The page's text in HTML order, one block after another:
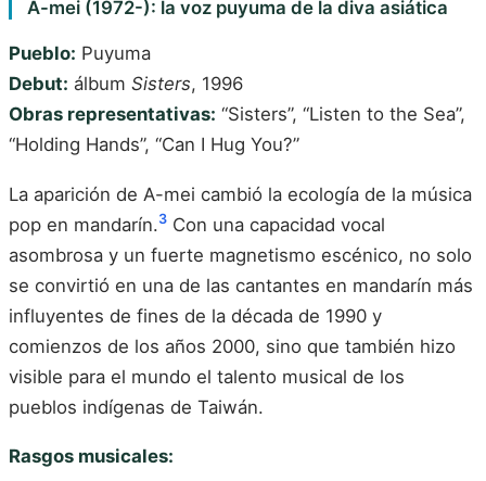
A-mei (1972-): la voz puyuma de la diva asiática
Pueblo: Puyuma
Debut: álbum Sisters, 1996
Obras representativas: “Sisters”, “Listen to the Sea”,
“Holding Hands”, “Can I Hug You?”
La aparición de A-mei cambió la ecología de la música
pop en mandarín.3 Con una capacidad vocal
asombrosa y un fuerte magnetismo escénico, no solo
se convirtió en una de las cantantes en mandarín más
influyentes de fines de la década de 1990 y
comienzos de los años 2000, sino que también hizo
visible para el mundo el talento musical de los
pueblos indígenas de Taiwán.
Rasgos musicales: